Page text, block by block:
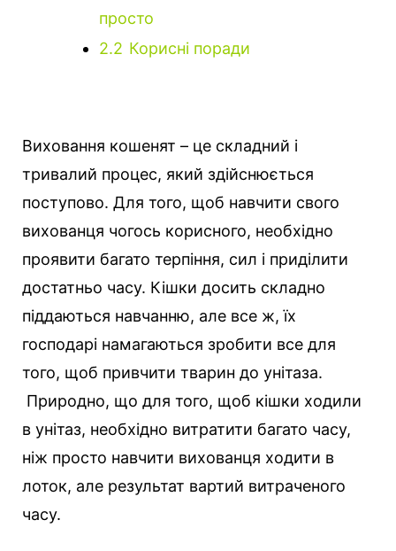
просто
2.2 Корисні поради
Виховання кошенят – це складний і
тривалий процес, який здійснюється
поступово. Для того, щоб навчити свого
вихованця чогось корисного, необхідно
проявити багато терпіння, сил і приділити
достатньо часу. Кішки досить складно
піддаються навчанню, але все ж, їх
господарі намагаються зробити все для
того, щоб привчити тварин до унітаза.
Природно, що для того, щоб кішки ходили
в унітаз, необхідно витратити багато часу,
ніж просто навчити вихованця ходити в
лоток, але результат вартий витраченого
часу.